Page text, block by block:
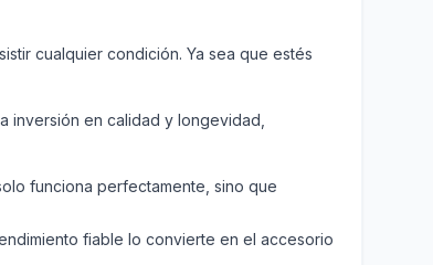
cualquier condición. Ya sea que estés
inversión en calidad y longevidad,
funciona perfectamente, sino que
fiable lo convierte en el accesorio